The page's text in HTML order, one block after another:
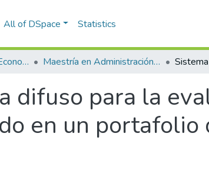
All of DSpace Statistics
Escuela de Finanzas, Economía y Gobierno Maestría en Administración Financiera (tesis)
difuso para la
en un portafolio